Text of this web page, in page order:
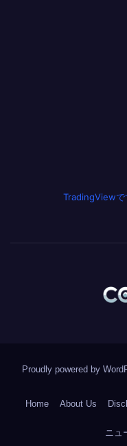
TradingViewで
Proudly powered by
Home About Us
ニュ